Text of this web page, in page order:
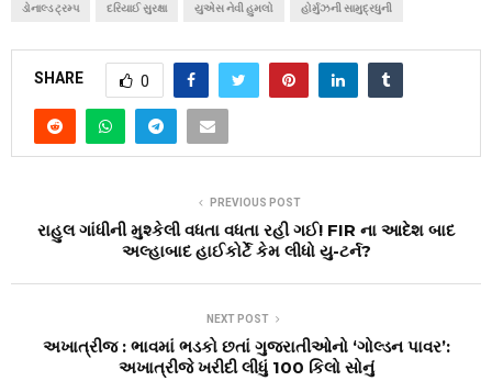
ડોનાલ્ડ ટ્રમ્પ દરિયાઈ સુરક્ષા યુએસ નેવી હુમલો હોર્મુઝની સામુદ્રધુની
SHARE 0
PREVIOUS POST
રાહુલ ગાંધીની મુશ્કેલી વધતા વધતા રહી ગઈ! FIR ના આદેશ બાદ
અલ્હાબાદ હાઈકોર્ટે કેમ લીધો યુ-ટર્ન?
NEXT POST
અખાત્રીજ : ભાવમાં ભડકો છતાં ગુજરાતીઓનો ‘ગોલ્ડન પાવર’:
અખાત્રીજે ખરીદી લીધું 100 કિલો સોનું